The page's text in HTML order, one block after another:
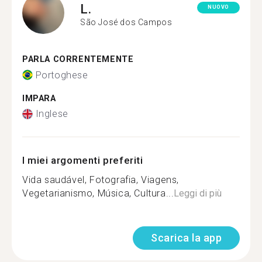
L.
São José dos Campos
NUOVO
PARLA CORRENTEMENTE
Portoghese
IMPARA
Inglese
I miei argomenti preferiti
Vida saudável, Fotografia, Viagens,
Vegetarianismo, Música, Cultura...Leggi di più
Scarica la app